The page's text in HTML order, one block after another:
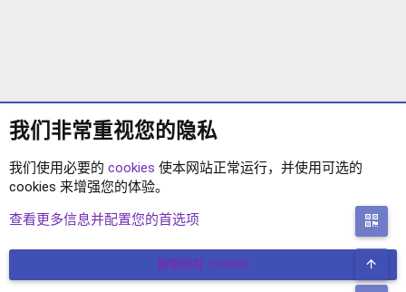
论坛事务
简体中文 联系我们
我们非常重视您的隐私
我们使用必要的 cookies 使本网站正常运行，并使用可选的
cookies 来增强您的体验。
查看更多信息并配置您的首选项
接受所有 COOKIE